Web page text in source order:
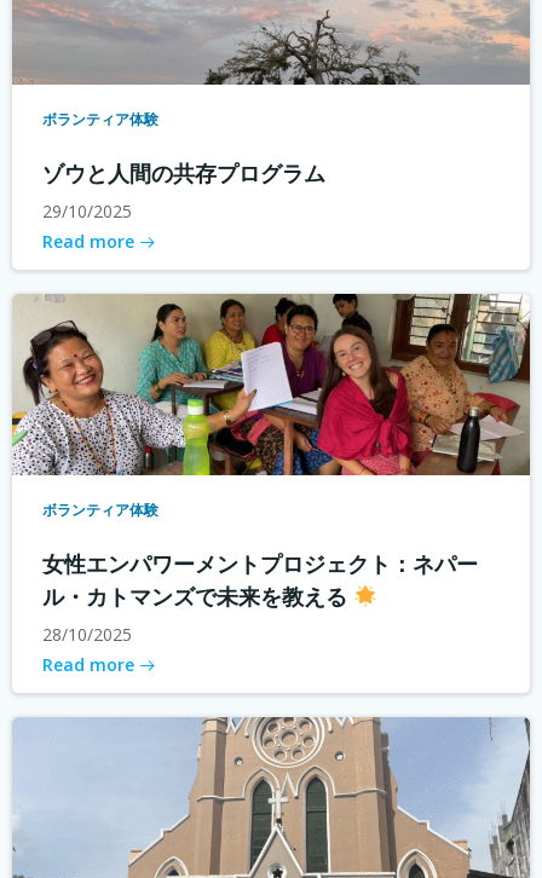
ボランティア体験
ゾウと人間の共存プログラム
29/10/2025
Read more
ボランティア体験
女性エンパワーメントプロジェクト：ネパー
ル・カトマンズで未来を教える
28/10/2025
Read more